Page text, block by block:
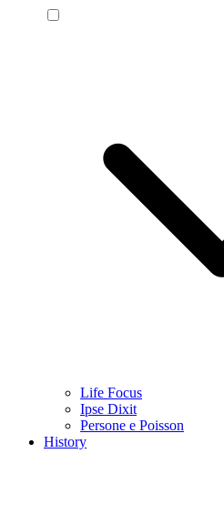
Life Focus
Ipse Dixit
Persone e Poisson
History